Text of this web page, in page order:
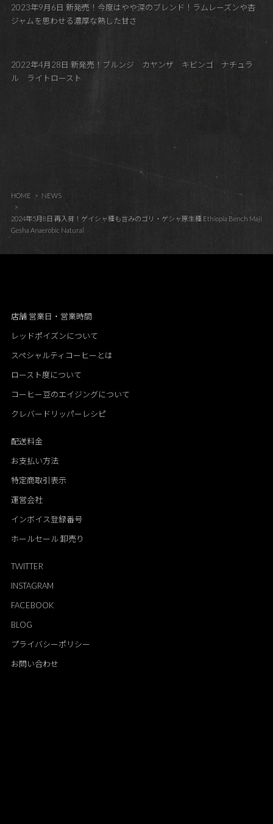
2023年9月6日 新発売！今度はやや深のブレンド！ラムレーズンや杏
ジャムを思わせる濃厚な熟した甘さ
2022年4月28日 新発売！ブルンジ カヤンザ キビンゴ ナチュラ
ル ライトロースト
HOME NEWS
2024年5月8日 再入荷！ゲイシャ種も含みのゴリ・ゲシャ原生種 Ethiopia Bench Maji
Gesha Anaerobic Natural
店舗 営業日・営業時間
レッドポイズンについて
スペシャルティコーヒーとは
ロースト度について
コーヒー豆のエイジングについて
クレバードリッパーレシピ
配送料金
お支払い方法
特定商取引表示
運営会社
インボイス登録番号
ホールセール 卸売り
TWITTER
INSTAGRAM
FACEBOOK
BLOG
プライバシーポリシー
お問い合わせ